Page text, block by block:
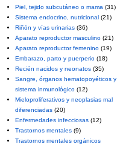
Piel, tejido subcutáneo o mama (31)
Sistema endocrino, nutricional (21)
Riñón y vías urinarias (36)
Aparato reproductor masculino (21)
Aparato reproductor femenino (19)
Embarazo, parto y puerperio (18)
Recién nacidos y neonatos (35)
Sangre, órganos hematopoyéticos y
sistema inmunológico (12)
Mieloproliferativos y neoplasias mal
diferenciadas (20)
Enfermedades infecciosas (12)
Trastornos mentales (9)
Trastornos mentales orgánicos